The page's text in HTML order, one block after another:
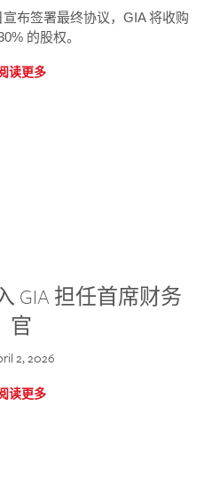
布签署最终协议，GIA 将收购
的股权。
读更多
GIA 担任首席财务
官
2, 2026
读更多